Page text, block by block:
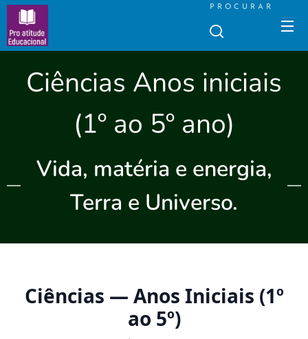
PROCURAR
Ciências Anos iniciais
(1º ao 5º ano)
Vida, matéria e energia,
Terra e Universo.
Ciências — Anos Iniciais (1º
ao 5º)